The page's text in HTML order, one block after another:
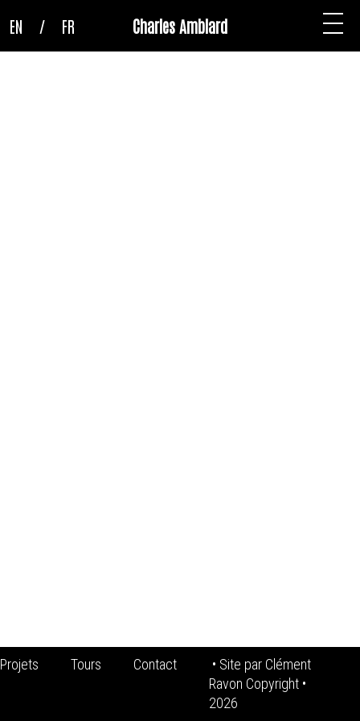
Charles Amblard
EN / FR
Projets Tours Contact • Site par Clément
Ravon Copyright •
2026